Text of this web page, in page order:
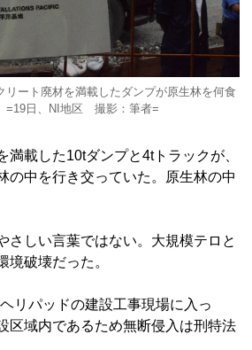
リート廃材を満載したダンプが原生林を何食
=19日、NI地区 撮影：筆者=
載した10tダンプと4tトラックが、
の中を行き交っていた。原生林の中
しい言葉ではない。大規模テロと
境破壊だった。
リパッドの建設工事現場に入っ
区域内であるため無断侵入は刑特法